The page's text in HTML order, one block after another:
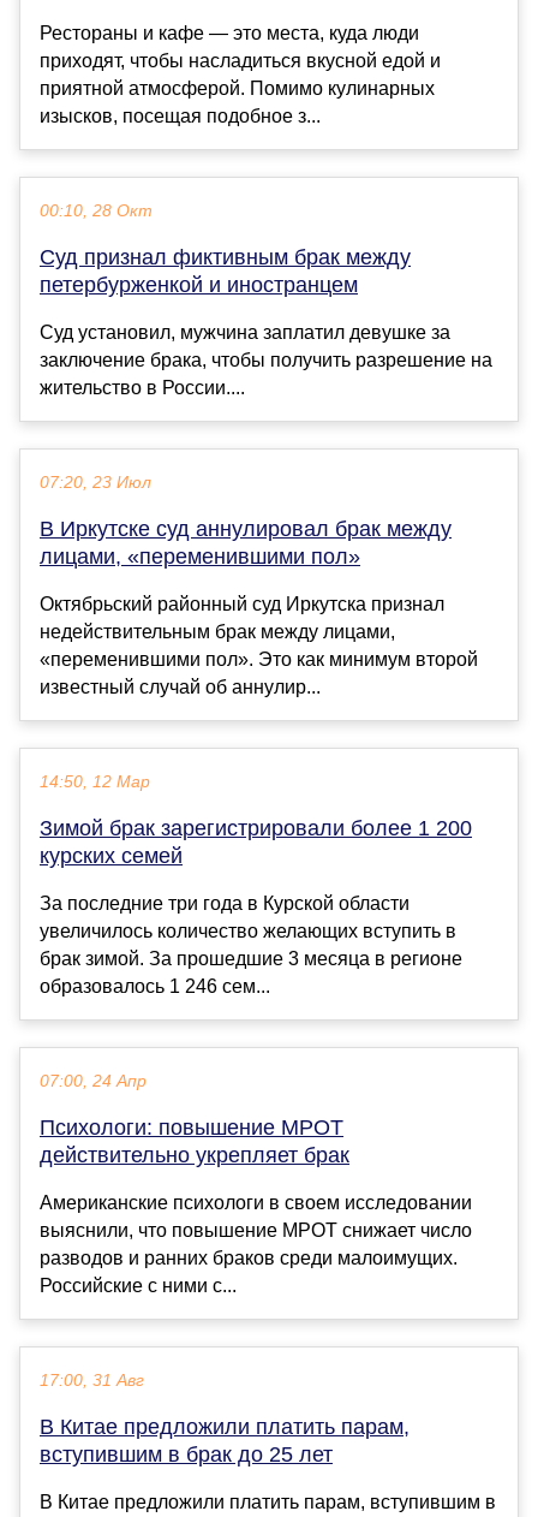
Рестораны и кафе — это места, куда люди
приходят, чтобы насладиться вкусной едой и
приятной атмосферой. Помимо кулинарных
изысков, посещая подобное з...
00:10, 28 Окт
Суд признал фиктивным брак между
петербурженкой и иностранцем
Суд установил, мужчина заплатил девушке за
заключение брака, чтобы получить разрешение на
жительство в России....
07:20, 23 Июл
В Иркутске суд аннулировал брак между
лицами, «переменившими пол»
Октябрьский районный суд Иркутска признал
недействительным брак между лицами,
«переменившими пол». Это как минимум второй
известный случай об аннулир...
14:50, 12 Мар
Зимой брак зарегистрировали более 1 200
курских семей
За последние три года в Курской области
увеличилось количество желающих вступить в
брак зимой. За прошедшие 3 месяца в регионе
образовалось 1 246 сем...
07:00, 24 Апр
Психологи: повышение МРОТ
действительно укрепляет брак
Американские психологи в своем исследовании
выяснили, что повышение МРОТ снижает число
разводов и ранних браков среди малоимущих.
Российские с ними с...
17:00, 31 Авг
В Китае предложили платить парам,
вступившим в брак до 25 лет
В Китае предложили платить парам, вступившим в